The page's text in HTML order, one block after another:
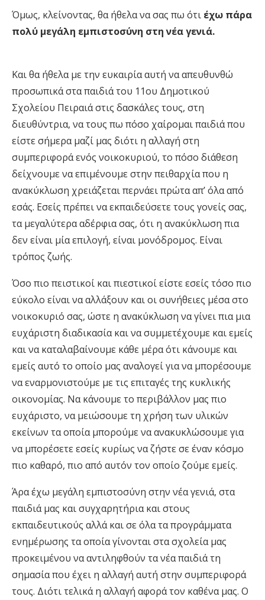
Όμως, κλείνοντας, θα ήθελα να σας πω ότι έχω πάρα
πολύ μεγάλη εμπιστοσύνη στη νέα γενιά.
Και θα ήθελα με την ευκαιρία αυτή να απευθυνθώ
προσωπικά στα παιδιά του 11ου Δημοτικού
Σχολείου Πειραιά στις δασκάλες τους, στη
διευθύντρια, να τους πω πόσο χαίρομαι παιδιά που
είστε σήμερα μαζί μας διότι η αλλαγή στη
συμπεριφορά ενός νοικοκυριού, το πόσο διάθεση
δείχνουμε να επιμένουμε στην πειθαρχία που η
ανακύκλωση χρειάζεται περνάει πρώτα απ’ όλα από
εσάς. Εσείς πρέπει να εκπαιδεύσετε τους γονείς σας,
τα μεγαλύτερα αδέρφια σας, ότι η ανακύκλωση πια
δεν είναι μία επιλογή, είναι μονόδρομος. Είναι
τρόπος ζωής.
Όσο πιο πειστικοί και πιεστικοί είστε εσείς τόσο πιο
εύκολο είναι να αλλάξουν και οι συνήθειες μέσα στο
νοικοκυριό σας, ώστε η ανακύκλωση να γίνει πια μια
ευχάριστη διαδικασία και να συμμετέχουμε και εμείς
και να καταλαβαίνουμε κάθε μέρα ότι κάνουμε και
εμείς αυτό το οποίο μας αναλογεί για να μπορέσουμε
να εναρμονιστούμε με τις επιταγές της κυκλικής
οικονομίας. Να κάνουμε το περιβάλλον μας πιο
ευχάριστο, να μειώσουμε τη χρήση των υλικών
εκείνων τα οποία μπορούμε να ανακυκλώσουμε για
να μπορέσετε εσείς κυρίως να ζήστε σε έναν κόσμο
πιο καθαρό, πιο από αυτόν τον οποίο ζούμε εμείς.
Άρα έχω μεγάλη εμπιστοσύνη στην νέα γενιά, στα
παιδιά μας και συγχαρητήρια και στους
εκπαιδευτικούς αλλά και σε όλα τα προγράμματα
ενημέρωσης τα οποία γίνονται στα σχολεία μας
προκειμένου να αντιληφθούν τα νέα παιδιά τη
σημασία που έχει η αλλαγή αυτή στην συμπεριφορά
τους. Διότι τελικά η αλλαγή αφορά τον καθένα μας. Ο